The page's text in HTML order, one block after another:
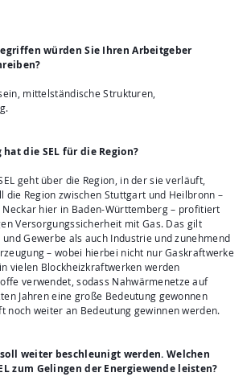
würden Sie Ihren Arbeitgeber
mittelständische Strukturen,
die SEL für die Region?
geht über die Region, in der sie verläuft,
die Region zwischen Stuttgart und Heilbronn –
hier in Baden-Württemberg – profitiert
Versorgungssicherheit mit Gas. Das gilt
Gewerbe als auch Industrie und zunehmend
– wobei hierbei nicht nur Gaskraftwerke
vielen Blockheizkraftwerken werden
verwendet, sodass Nahwärmenetze auf
Jahren eine große Bedeutung gewonnen
noch weiter an Bedeutung gewinnen werden.
weiter beschleunigt werden. Welchen
zum Gelingen der Energiewende leisten?